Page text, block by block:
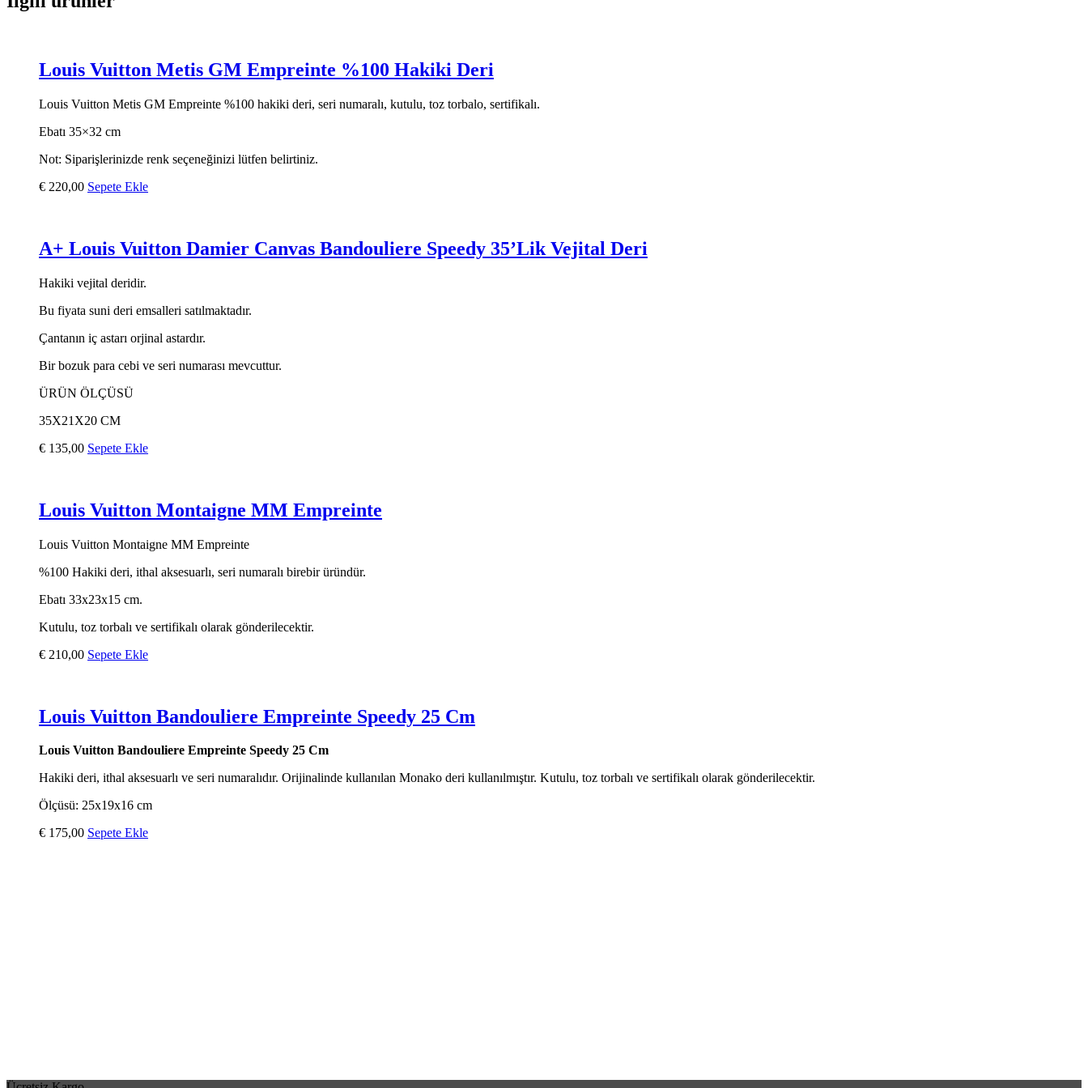
Louis Vuitton Metis GM Empreinte %100 Hakiki Deri
Louis Vuitton Metis GM Empreinte %100 hakiki deri, seri numaralı, kutulu, toz torbalo, sertifikalı.
Ebatı 35×32 cm
Not: Siparişlerinizde renk seçeneğinizi lütfen belirtiniz.
€ 220,00 Sepete Ekle
A+ Louis Vuitton Damier Canvas Bandouliere Speedy 35’Lik Vejital Deri
Hakiki vejital deridir.
Bu fiyata suni deri emsalleri satılmaktadır.
Çantanın iç astarı orjinal astardır.
Bir bozuk para cebi ve seri numarası mevcuttur.
ÜRÜN ÖLÇÜSÜ
35X21X20 CM
€ 135,00 Sepete Ekle
Louis Vuitton Montaigne MM Empreinte
Louis Vuitton Montaigne MM Empreinte
%100 Hakiki deri, ithal aksesuarlı, seri numaralı birebir üründür.
Ebatı 33x23x15 cm.
Kutulu, toz torbalı ve sertifikalı olarak gönderilecektir.
€ 210,00 Sepete Ekle
Louis Vuitton Bandouliere Empreinte Speedy 25 Cm
Louis Vuitton Bandouliere Empreinte Speedy 25 Cm
Hakiki deri, ithal aksesuarlı ve seri numaralıdır. Orijinalinde kullanılan Monako deri kullanılmıştır. Kutulu, toz torbalı ve sertifikalı olarak gönderilecektir.
Ölçüsü: 25x19x16 cm
€ 175,00 Sepete Ekle